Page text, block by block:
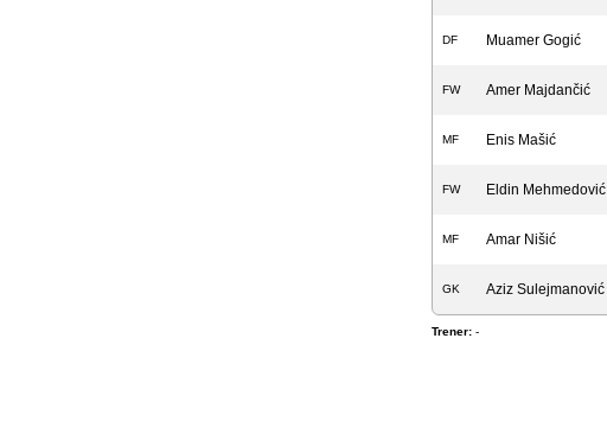
DF Muamer Gogić
FW Amer Majdančić
MF Enis Mašić
FW Eldin Mehmedović
MF Amar Nišić
GK Aziz Sulejmanović
Trener: -